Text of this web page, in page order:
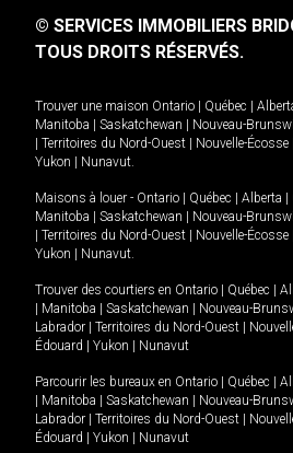
© SERVICES IMMOBILIERS
TOUS DROITS RÉSERVÉS.
Trouver une maison Ontario Québec
Manitoba
Saskatchewan Nouveau-
Territoires du Nord-Ouest Nouvelle-Écosse
Yukon
Nunavut.
Maisons à louer - Ontario Québec Alberta
Manitoba
Saskatchewan Nouveau-
Territoires du Nord-Ouest Nouvelle-Écosse
Yukon
Nunavut.
Trouver des courtiers en Ontario Québec
Manitoba Saskatchewan Nouveau-
Labrador
Territoires du Nord-Ouest
Édouard
Yukon Nunavut
Parcourir les bureaux en Ontario Québec
Manitoba Saskatchewan Nouveau-
Labrador
Territoires du Nord-Ouest
Édouard
Yukon Nunavut